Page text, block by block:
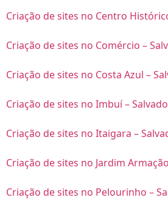
Criação de sites no Centro
Criação de sites no Comércio –
Criação de sites no Costa Azul –
Criação de sites no Imbuí –
Criação de sites no Itaigara –
Criação de sites no Jardim
Criação de sites no Pelourinho –